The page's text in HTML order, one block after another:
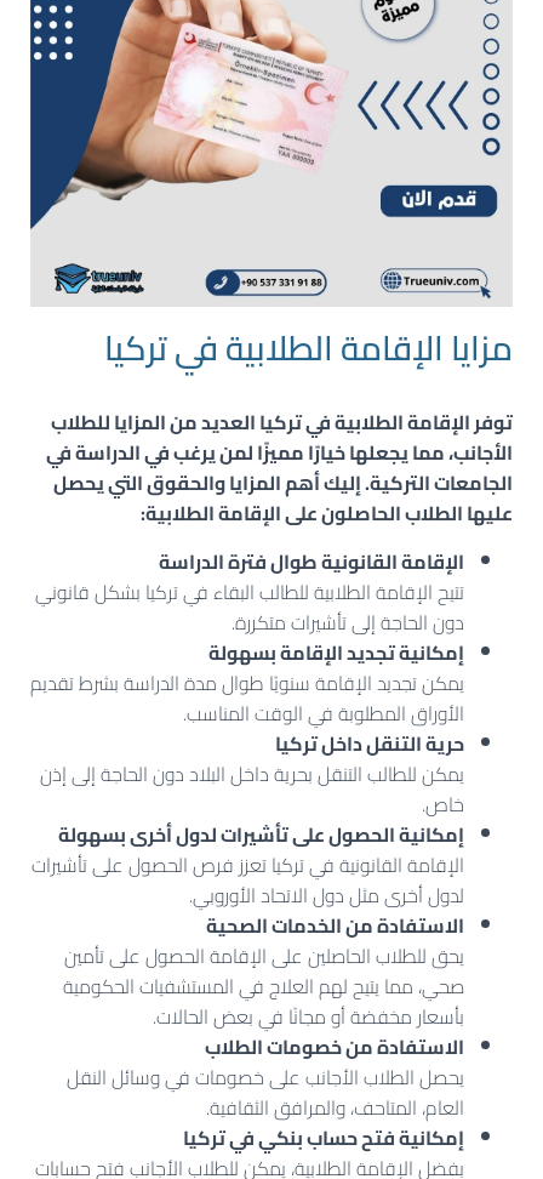
مزايا الإقامة الطلابية في تركيا
توفرالإقامة الطلابية في تركياالعديد من المزايا للطلاب
الأجانب، مما يجعلها خيارًا مميزًا لمن يرغب في الدراسة في
الجامعات التركية. إليك أهم المزايا والحقوق التي يحصل
عليها الطلاب الحاصلون على الإقامة الطلابية:
الإقامة القانونية طوال فترة الدراسة
تتيح الإقامة الطلابية للطالب البقاء في تركيا بشكل قانوني
دون الحاجة إلى تأشيرات متكررة.
إمكانية تجديد الإقامة بسهولة
يمكن تجديد الإقامة سنويًا طوال مدة الدراسة بشرط تقديم
الأوراق المطلوبة في الوقت المناسب.
حرية التنقل داخل تركيا
يمكن للطالب التنقل بحرية داخل البلاد دون الحاجة إلى إذن
خاص.
إمكانية الحصول على تأشيرات لدول أخرى بسهولة
الإقامة القانونية في تركيا تعزز فرص الحصول على تأشيرات
لدول أخرى مثل دول الاتحاد الأوروبي.
الاستفادة من الخدمات الصحية
يحق للطلاب الحاصلين على الإقامة الحصول على تأمين
صحي، مما يتيح لهم العلاج في المستشفيات الحكومية
بأسعار مخفضة أو مجانًا في بعض الحالات.
الاستفادة من خصومات الطلاب
يحصل الطلاب الأجانب على خصومات في وسائل النقل
العام، المتاحف، والمرافق الثقافية.
إمكانية فتح حساب بنكي في تركيا
بفضل الإقامة الطلابية، يمكن للطلاب الأجانب فتح حسابات